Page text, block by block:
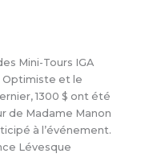
Mini-Tours IGA
Optimiste et le
1300 $ ont été
de Madame Manon
à l’événement.
Lévesque